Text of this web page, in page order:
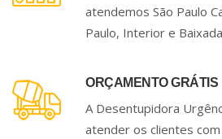
atendemos São Paulo
Paulo, Interior e Baixada
ORÇAMENTO GRÁTIS
A Desentupidora
atender os clientes